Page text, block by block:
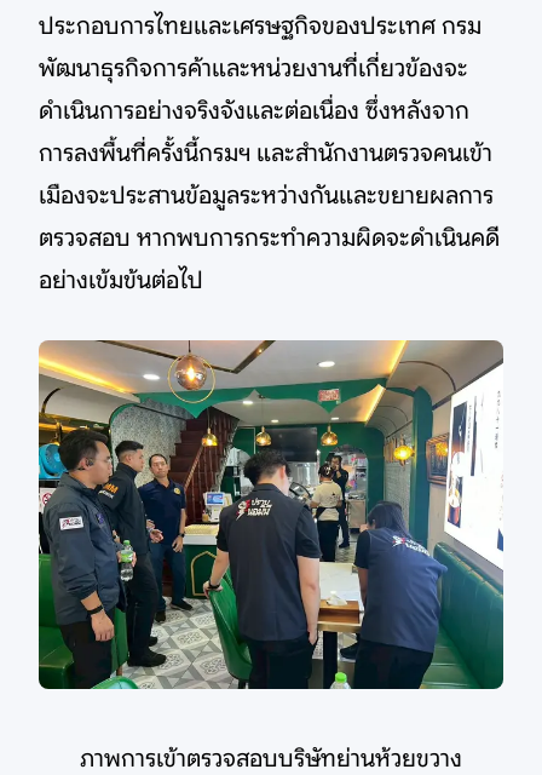
ประกอบการไทยและเศรษฐกิจของประเทศ กรม
พัฒนาธุรกิจการค้าและหน่วยงานที่เกี่ยวข้องจะ
ดำเนินการอย่างจริงจังและต่อเนื่อง ซึ่งหลังจาก
การลงพื้นที่ครั้งนี้กรมฯ และสำนักงานตรวจคนเข้า
เมืองจะประสานข้อมูลระหว่างกันและขยายผลการ
ตรวจสอบ หากพบการกระทำความผิดจะดำเนินคดี
อย่างเข้มข้นต่อไป
ภาพการเข้าตรวจสอบบริษัทย่านห้วยขวาง